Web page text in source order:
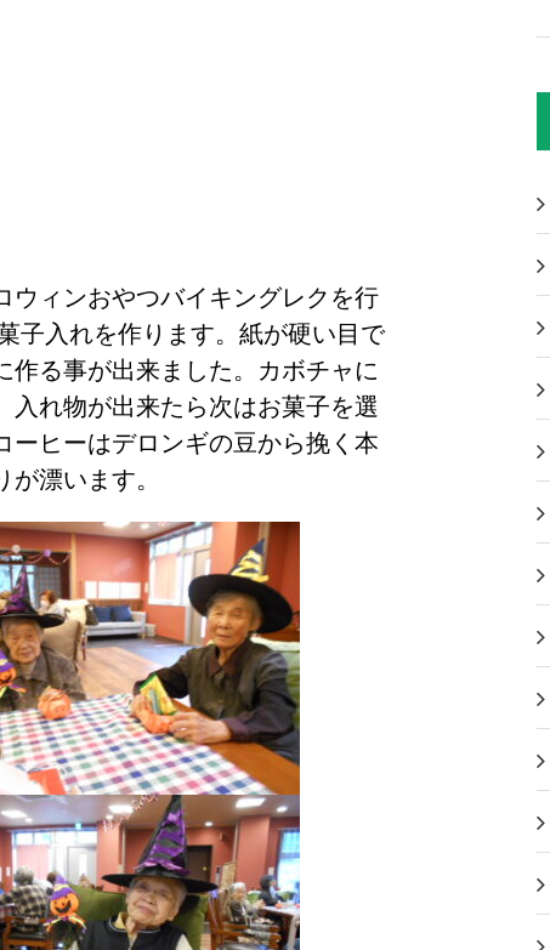
ウィンおやつバイキングレクを行
子入れを作ります。紙が硬い目で
作る事が出来ました。カボチャに
入れ物が出来たら次はお菓子を選
ーヒーはデロンギの豆から挽く本
漂います。